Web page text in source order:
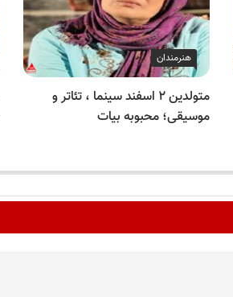
هنرمندان
متولدین ۲ اسفند سینما ، تئاتر و
موسیقی؛ محبوبه بیات